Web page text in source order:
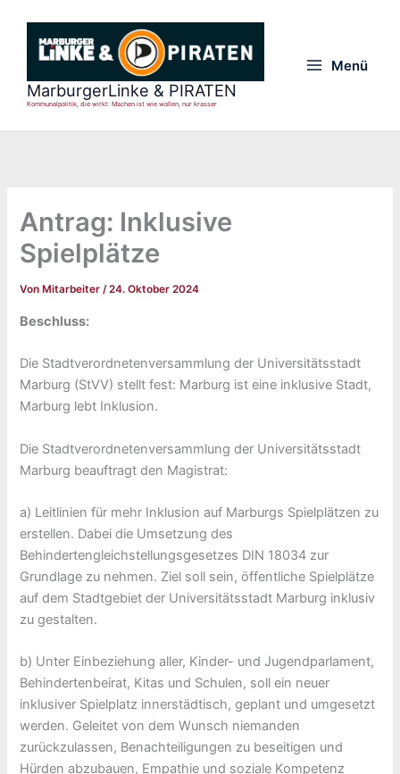
springen
MarburgerLinke & PIRATEN
Kommunalpolitik, die wirkt: Machen ist wie wollen, nur krasser
Menü
Antrag: Inklusive
Spielplätze
Von Mitarbeiter/24. Oktober 2024
Beschluss:
Die Stadtverordnetenversammlung der Universitätsstadt
Marburg (StVV) stellt fest: Marburg ist eine inklusive Stadt,
Marburg lebt Inklusion.
Die Stadtverordnetenversammlung der Universitätsstadt
Marburg beauftragt den Magistrat:
a) Leitlinien für mehr Inklusion auf Marburgs Spielplätzen zu
erstellen. Dabei die Umsetzung des
Behindertengleichstellungsgesetzes DIN 18034 zur
Grundlage zu nehmen. Ziel soll sein, öffentliche Spielplätze
auf dem Stadtgebiet der Universitätsstadt Marburg inklusiv
zu gestalten.
b) Unter Einbeziehung aller, Kinder- und Jugendparlament,
Behindertenbeirat, Kitas und Schulen, soll ein neuer
inklusiver Spielplatz innerstädtisch, geplant und umgesetzt
werden. Geleitet von dem Wunsch niemanden
zurückzulassen, Benachteiligungen zu beseitigen und
Hürden abzubauen, Empathie und soziale Kompetenz